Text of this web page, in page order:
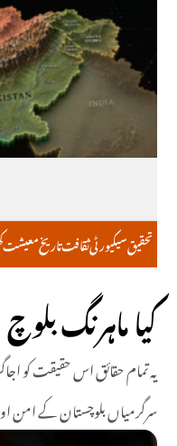
معیشتتاریخثقافتسیکیورٹیتحقیق
کیا ماہرنگ
یہ تمام حقائق اس حقیقت کو
سرگرمیاں بلوچستان کے امن